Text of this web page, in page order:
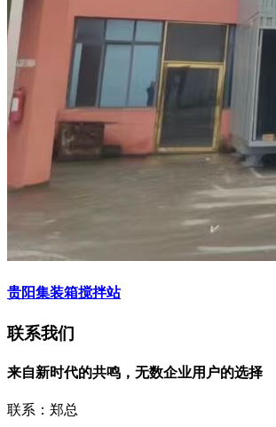
贵阳集装箱搅拌站
联系我们
来自新时代的共鸣，无数企业用户的选择
联系：郑总